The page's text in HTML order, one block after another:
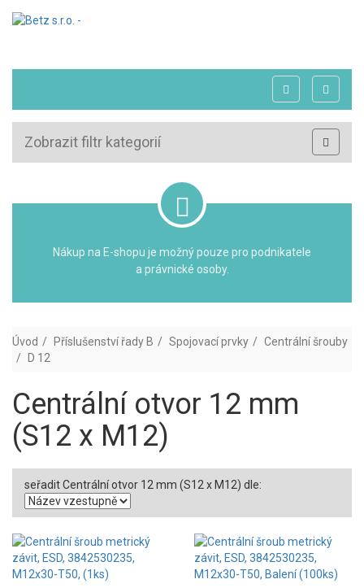
Zobrazit filtr kategorií
Nákup na E-shopu je možný pouze pro podnikatele
a právnické osoby.
Úvod Příslušenství řady B Spojovací prvky
Centrální šrouby
D 12
Centrální otvor 12 mm
(S12 x M12)
seřadit Centrální otvor 12 mm (S12 x M12) dle: